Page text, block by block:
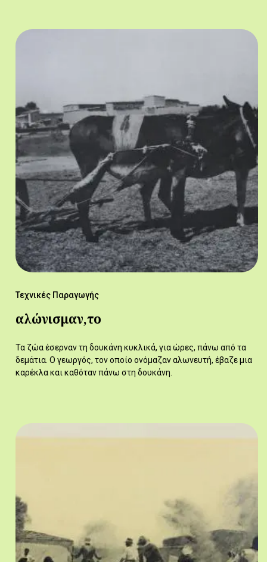
Τεχνικές Παραγωγής
αλώνισμαν,το
Τα ζώα έσερναν τη δουκάνη κυκλικά, για ώρες, πάνω από τα
δεμάτια. Ο γεωργός, τον οποίο ονόμαζαν αλωνευτή, έβαζε μια
καρέκλα και καθόταν πάνω στη δουκάνη.